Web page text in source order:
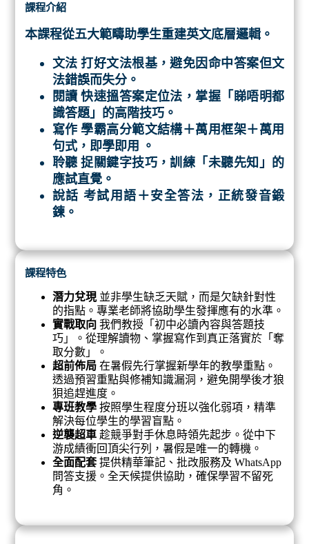
課程介紹
本課程從五大範疇助學生重建英文底層邏輯。
文法 打好文法根基，避免因命中答案但文
法錯誤而失分。
閱讀 快速搵答案定位法，掌握「睇唔明都
識答題」的高階技巧。
寫作 學霸高分範文結構＋萬用框架＋萬用
句式，即學即用 。
聆聽 捉關鍵字技巧，訓練「未聽先知」的
應試直覺。
說話 考試用語＋安全答法，正統發音鍛
鍊。
課程特色
潛力兌現並非學生缺乏天賦，而是欠缺針對性
的指點。專業老師將協助學生發揮應有的水準。
實戰取向 我們教授「初中必讀內容與答題技
巧」。從理解讀物、掌握寫作到真正落實於「奪
取分數」。
超前佈局在暑假先行掌握新學年的教學重點。
透過預習重點與修補知識漏洞，避免開學後才狼
狽追趕進度。
專班教學按照學生程度分班以強化弱項，精準
解決每位學生的學習盲點。
逆襲超車趁競爭對手休息時領先起步。從中下
游成績衝回頂尖行列，暑假是唯一的轉機。
全面配套提供精華筆記、批改服務及 WhatsApp
問答支援。全天候提供協助，確保學習不留死
角。